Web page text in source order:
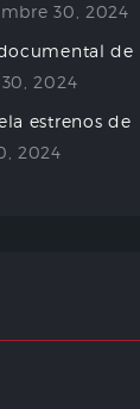
30, 2024
de
2024
estrenos de
2024